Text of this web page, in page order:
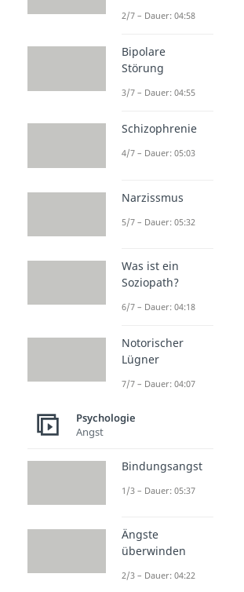
2/7 – Dauer: 04:58
Bipolare
Störung
3/7 – Dauer: 04:55
Schizophrenie
4/7 – Dauer: 05:03
Narzissmus
5/7 – Dauer: 05:32
Was ist ein
Soziopath?
6/7 – Dauer: 04:18
Notorischer
Lügner
7/7 – Dauer: 04:07
Psychologie
Angst
Bindungsangst
1/3 – Dauer: 05:37
Ängste
überwinden
2/3 – Dauer: 04:22